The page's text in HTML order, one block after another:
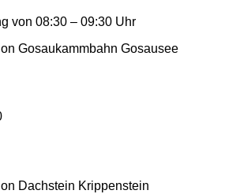
von 08:30 – 09:30 Uhr
Gosaukammbahn Gosausee
Dachstein Krippenstein